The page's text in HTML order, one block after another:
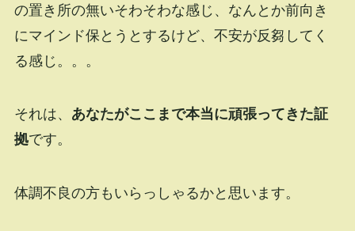
の置き所の無いそわそわな感じ、なんとか前向き
にマインド保とうとするけど、不安が反芻してく
る感じ。。。
それは、 あなたがここまで本当に頑張ってきた証
拠です。
体調不良の方もいらっしゃるかと思います。